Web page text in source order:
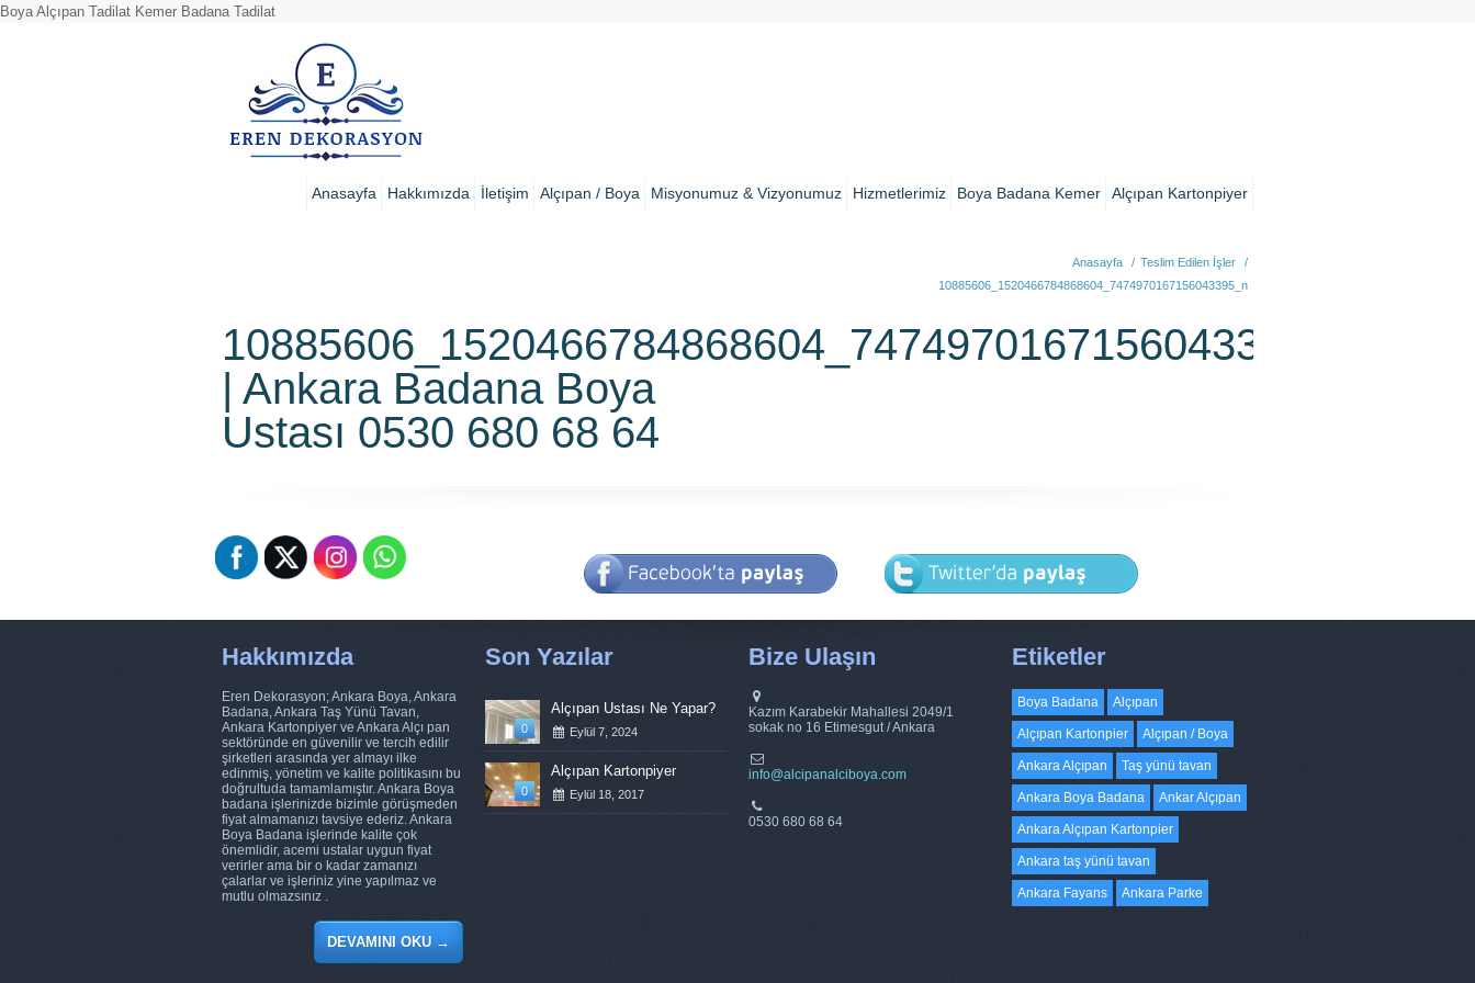
Boya Alçıpan Tadilat Kemer Badana Tadilat
Anasayfa Hakkımızda İletişim Alçıpan / Boya Misyonumuz & Vizyonumuz Hizmetlerimiz Boya Badana Kemer Alçıpan Kartonpiyer
10885606_1520466784868604_7474970167156043395_n
| Ankara Badana Boya
Ustası 0530 680 68 64
Anasayfa / Teslim Edilen İşler
/
10885606_1520466784868604_7474970167156043395_n
Hakkımızda
Eren Dekorasyon; Ankara Boya, Ankara
Badana, Ankara Taş Yünü Tavan,
Ankara Kartonpiyer ve Ankara Alçı pan
sektöründe en güvenilir ve tercih edilir
şirketleri arasında yer almayı ilke
edinmiş, yönetim ve kalite politikasını bu
doğrultuda tamamlamıştır. Ankara Boya
badana işlerinizde bizimle görüşmeden
fiyat almamanızı tavsiye ederiz. Ankara
Boya Badana işlerinde kalite çok
önemlidir, acemi ustalar uygun fiyat
verirler ama bir o kadar zamanızı
çalarlar ve işleriniz yine yapılmaz ve
mutlu olmazsınız .
DEVAMINI OKU→
Son Yazılar
0
Alçıpan Ustası Ne Yapar?
Eylül 7, 2024
0
Alçıpan Kartonpiyer
Eylül 18, 2017
Bize Ulaşın
Kazım Karabekir Mahallesi 2049/1
sokak no 16 Etimesgut / Ankara
info@alcipanalciboya.com
0530 680 68 64
Etiketler
Boya Badana Alçıpan
Alçıpan Kartonpier Alçıpan / Boya
Ankara Alçıpan Taş yünü tavan
Ankara Boya Badana Ankar Alçıpan
Ankara Alçıpan Kartonpier
Ankara taş yünü tavan
Ankara Fayans Ankara Parke